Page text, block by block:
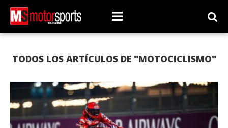
TODOS LOS ARTÍCULOS DE "MOTOCICLISMO"